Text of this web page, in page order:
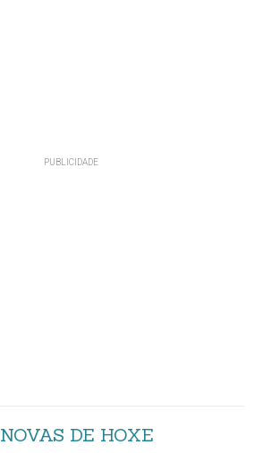
NOVAS DE HOXE